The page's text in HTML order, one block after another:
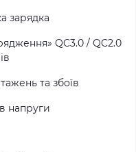
зарядка
QC3.0 / QC2.0
та збоїв
напруги